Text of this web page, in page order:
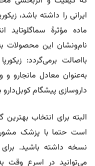
ایرانی را داشته باشد،
ماده مؤثرۀ
نام‌و‌نشان این محصولات
بااصالت برمی‌گردد:
به‌عنوان معادل مانجارو
داروسازی پیشگام
البته برای انتخاب
است حتما با پزشک
نسخه داشته باشید.
می‌توانید در اسرع وقت